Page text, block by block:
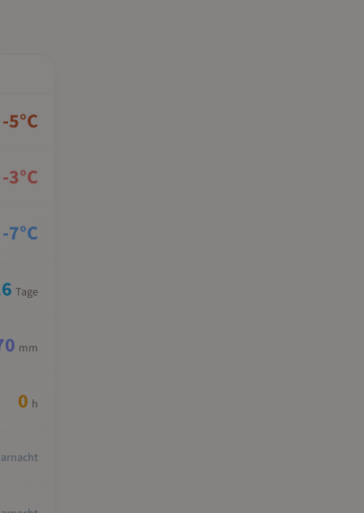
-5°C
-3°C
-7°C
Tage
mm
0 h